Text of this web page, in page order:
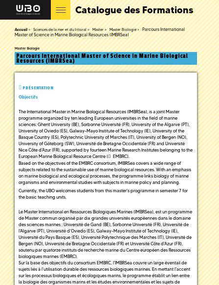
Catalogue des Formations
Accueil Sciences de la mer et du littoral Master Master Biologie
Parcours International
Master of Science in Marine Biological Resources (IMBRSea)
Master Biologie
Parcours International Master of Science in Marine Biological
Resources (IMBRSea)
PRÉSENTATION
Objectifs
The International Master in Marine Biological Resources (IMBRSea), is a joint Master
programme organized by ten leading European universities in the field of marine
sciences: Ghent University (BE), Sorbonne Université (FR), University of the Algarve (PT),
University of Oviedo (ES), Galway-Mayo Institute of Technology (IE), University of the
Basque Country (ES), Polytechnic University of Marches (IT), University of Bergen (NO),
University of Göteborg (SW), Université de Bretagne Occidentale (FR) and Université
Nice Côte d'Azur (FR), supported by fourteen Marine Research Institutes belonging to the
European Marine Biological Resource Centre (
EMBRC).
Based on the objectives of the EMBRC consortium, IMBRSea covers a wide range of
subjects related to the sustainable use of marine biological resources. With an emphasis
on marine biological and ecological processes, the programme links biology of marine
organisms and environmental studies with subjects in marine policy and planning.
Currently, the UBO welcomes students from this master's programme in semester 7 for
the basic teaching units.
Le Master International en Ressources Biologiques Marines (IMBRSea), est un programme
de Master commun organisé par dix grandes universités européennes dans le domaine
des sciences marines : Université de Gand (BE), Sorbonne Université (FR), Université de
l'Algarve (PT), Université d'Oviedo (ES), Galway-Mayo Institute of Technology (IE),
Université du Pays Basque (ES), Université Polytechnique des Marches (IT), Université de
Bergen (NO), Université de Bretagne Occidentale (FR) et Université Côte d'Azur (FR),
soutenu par quatorze instituts de recherche marine du Centre européen des Ressources
biologiques marines (EMBRC).
Sur la base des objectifs du consortium EMBRC, l'IMBRSea couvre un large éventail de
sujets liés à l'utilisation durable des ressources biologiques marines. En mettant l'accent
sur les processus biologiques et écologiques marins, le programme établit un lien entre
la biologie des organismes marins et les études environnementales et les sujets de